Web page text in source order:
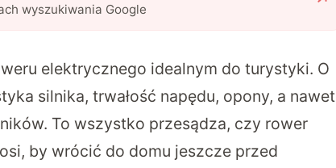
wyszukiwania Google
elektrycznego idealnym do turystyki. O
silnika, trwałość napędu, opony, a nawet
To wszystko przesądza, czy rower
by wrócić do domu jeszcze przed